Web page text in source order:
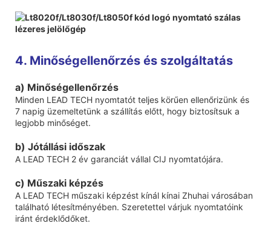
4. Minőségellenőrzés és szolgáltatás
a) Minőségellenőrzés
Minden LEAD TECH nyomtatót teljes körűen ellenőrizünk és
7 napig üzemeltetünk a szállítás előtt, hogy biztosítsuk a
legjobb minőséget.
b) Jótállási időszak
A LEAD TECH 2 év garanciát vállal CIJ nyomtatójára.
c) Műszaki képzés
A LEAD TECH műszaki képzést kínál kínai Zhuhai városában
található létesítményében. Szeretettel várjuk nyomtatóink
iránt érdeklődőket.